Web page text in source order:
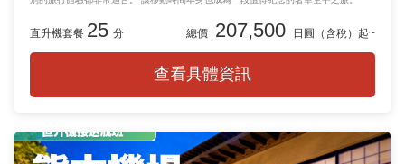
直升機套餐 25 分 總價 207,500 日圓（含稅）起~
查看具體資訊